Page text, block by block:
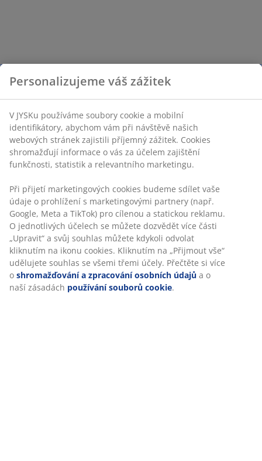
Personalizujeme váš zážitek
V JYSKu používáme soubory cookie a mobilní
identifikátory, abychom vám při návštěvě našich
webových stránek zajistili příjemný zážitek. Cookies
shromažďují informace o vás za účelem zajištění
funkčnosti, statistik a relevantního marketingu.
Při přijetí marketingových cookies budeme sdílet vaše
údaje o prohlížení s marketingovými partnery (např.
Google, Meta a TikTok) pro cílenou a statickou reklamu.
O jednotlivých účelech se můžete dozvědět více části
„Upravit“ a svůj souhlas můžete kdykoli odvolat
kliknutím na ikonu cookies. Kliknutím na „Přijmout vše“
udělujete souhlas se všemi třemi účely. Přečtěte si více
o shromažďování a zpracování osobních údajů a o
naší zásadách používání souborů cookie.